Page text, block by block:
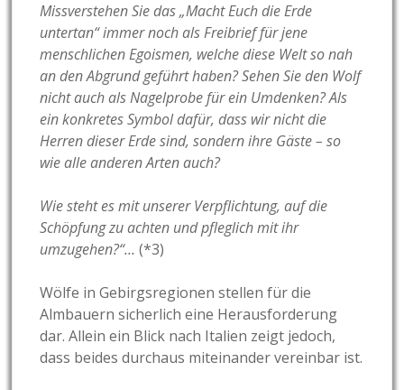
Missverstehen Sie das „Macht Euch die Erde
untertan“ immer noch als Freibrief für jene
menschlichen Egoismen, welche diese Welt so nah
an den Abgrund geführt haben? Sehen Sie den Wolf
nicht auch als Nagelprobe für ein Umdenken? Als
ein konkretes Symbol dafür, dass wir nicht die
Herren dieser Erde sind, sondern ihre Gäste – so
wie alle anderen Arten auch?
Wie steht es mit unserer Verpflichtung, auf die
Schöpfung zu achten und pfleglich mit ihr
umzugehen?“… (*3)
Wölfe in Gebirgsregionen stellen für die
Almbauern sicherlich eine Herausforderung
dar. Allein ein Blick nach Italien zeigt jedoch,
dass beides durchaus miteinander vereinbar ist.